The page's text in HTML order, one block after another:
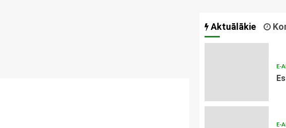
Aktuālākie
E-
E-